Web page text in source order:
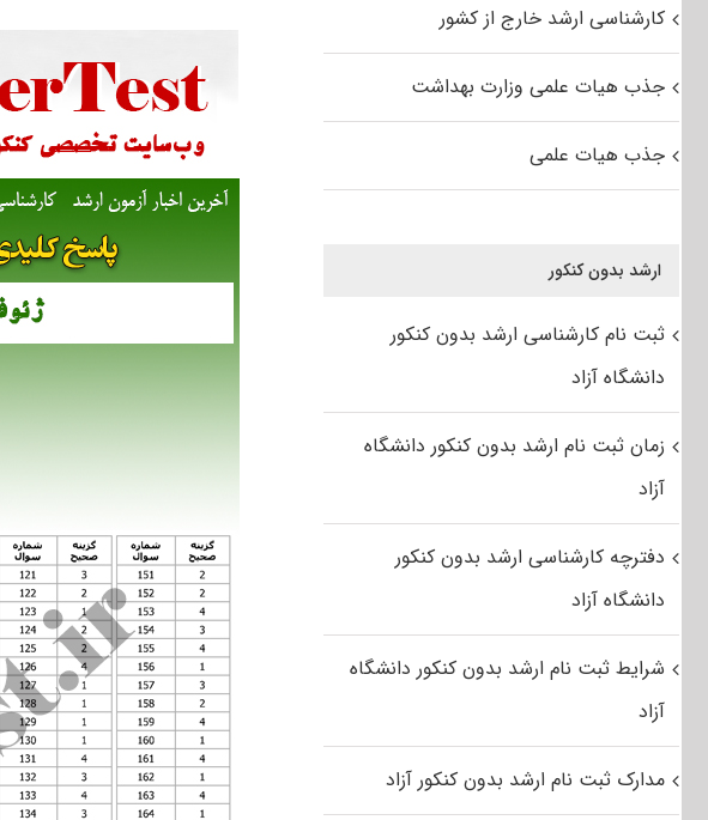
کارشناسی ارشد خارج از کشور
جذب هیات علمی وزارت بهداشت
جذب هیات علمی
ارشد بدون کنکور
ثبت نام کارشناسی ارشد بدون کنکور
دانشگاه آزاد
زمان ثبت نام ارشد بدون کنکور دانشگاه
آزاد
دفترچه کارشناسی ارشد بدون کنکور
دانشگاه آزاد
شرایط ثبت نام ارشد بدون کنکور دانشگاه
آزاد
مدارک ثبت نام ارشد بدون کنکور آزاد